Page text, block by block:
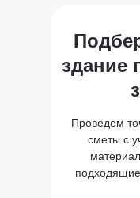
здание
Проведем
сметы с
подходящие